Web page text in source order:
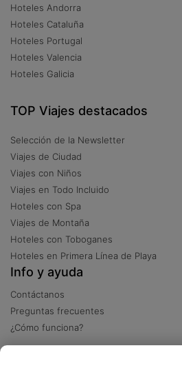
Hoteles Andorra
Hoteles Cataluña
Hoteles Portugal
Hoteles Valencia
Hoteles Galicia
TOP Viajes destacados
Selección de la Newsletter
Viajes de Ciudad
Viajes con Niños
Viajes en Todo Incluido
Hoteles con Spa
Viajes de Montaña
Hoteles con Toboganes
Hoteles en Primera Línea de Playa
Info y ayuda
Contáctanos
Preguntas frecuentes
¿Cómo funciona?